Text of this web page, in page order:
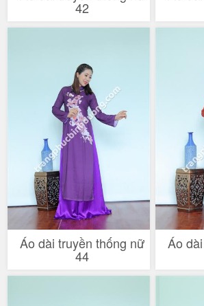
42
Áo dài truyền thống nữ
44
Áo